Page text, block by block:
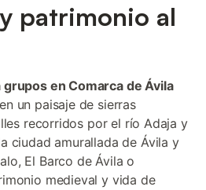
patrimonio al
en Comarca de Ávila
un paisaje de sierras
recorridos por el río Adaja y
ciudad amurallada de Ávila y
El Barco de Ávila o
medieval y vida de